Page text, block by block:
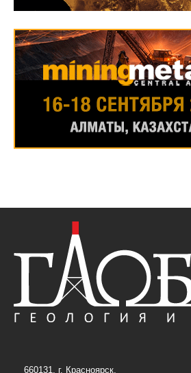
660131, г. Красноярск,